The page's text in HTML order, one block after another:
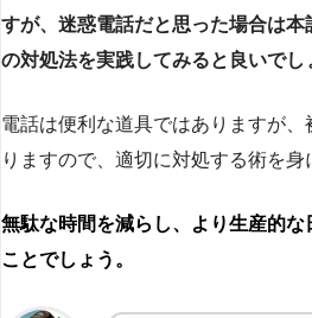
すが、迷惑電話だと思った場合は
の対処法を実践してみると良いでし
電話は便利な道具ではありますが
りますので、適切に対処する術を身
無駄な時間を減らし、より生産的
ことでしょう。